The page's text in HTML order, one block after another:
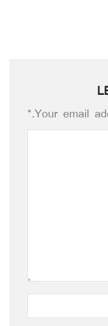
Your email